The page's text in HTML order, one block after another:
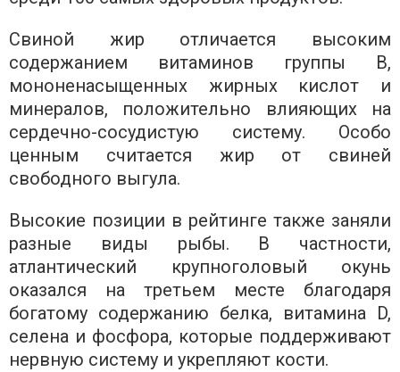
Свиной жир отличается высоким
содержанием витаминов группы B,
мононенасыщенных жирных кислот и
минералов, положительно влияющих на
сердечно-сосудистую систему. Особо
ценным считается жир от свиней
свободного выгула.
Высокие позиции в рейтинге также заняли
разные виды рыбы. В частности,
атлантический крупноголовый окунь
оказался на третьем месте благодаря
богатому содержанию белка, витамина D,
селена и фосфора, которые поддерживают
нервную систему и укрепляют кости.